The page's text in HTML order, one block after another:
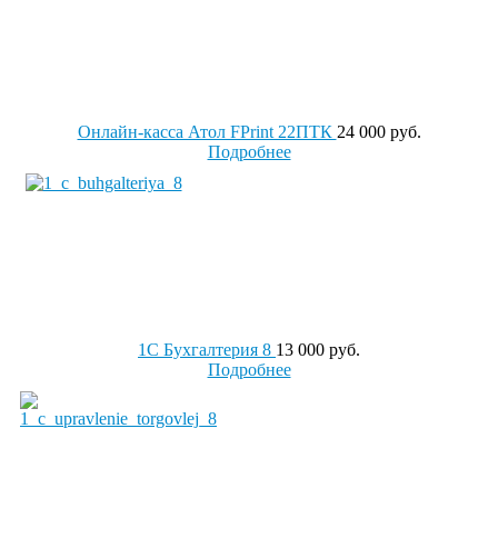
Онлайн-касса Атол FPrint 22ПТК 24 000 руб.
Подробнее
1C Бухгалтерия 8 13 000 руб.
Подробнее